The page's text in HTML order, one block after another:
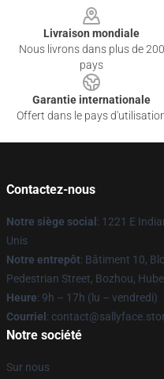
Livraison mondiale
Nous livrons dans plus de 200
pays
Garantie internationale
Offert dans le pays
Contactez-nous
Notre siège social : 1221 E
Unis
Notre entrepôt: Bâtiment 10,
Pedestrian Street, Bozhou,
Heure: 9h – 17h (lu – vendredi)
Courriel :
Notre société
Sur nous